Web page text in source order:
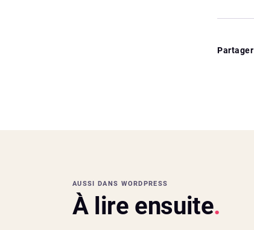
Partager
AUSSI DANS WORDPRESS
À lire ensuite.